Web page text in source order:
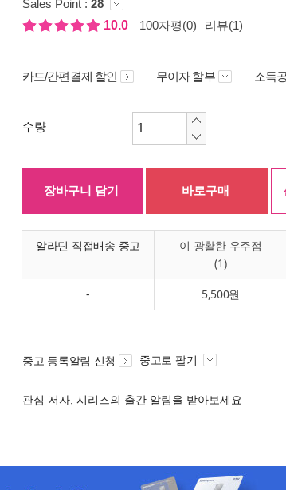
Sales Point : 28
10.0
100자평(0) 리뷰(1)
카드/간편결제 할인 무이자 할부 소득
수량
장바구니 담기 바로구매
알라딘 직접배송 중고
이 광활한 우주점
(1)
- 5,500원
중고 등록알림 신청 중고로 팔기
관심 저자, 시리즈의 출간 알림을 받아보세요